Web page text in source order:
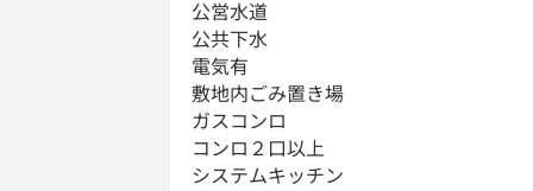
公営水道
公共下水
電気有
敷地内ごみ置き場
ガスコンロ
コンロ２口以上
システムキッチン